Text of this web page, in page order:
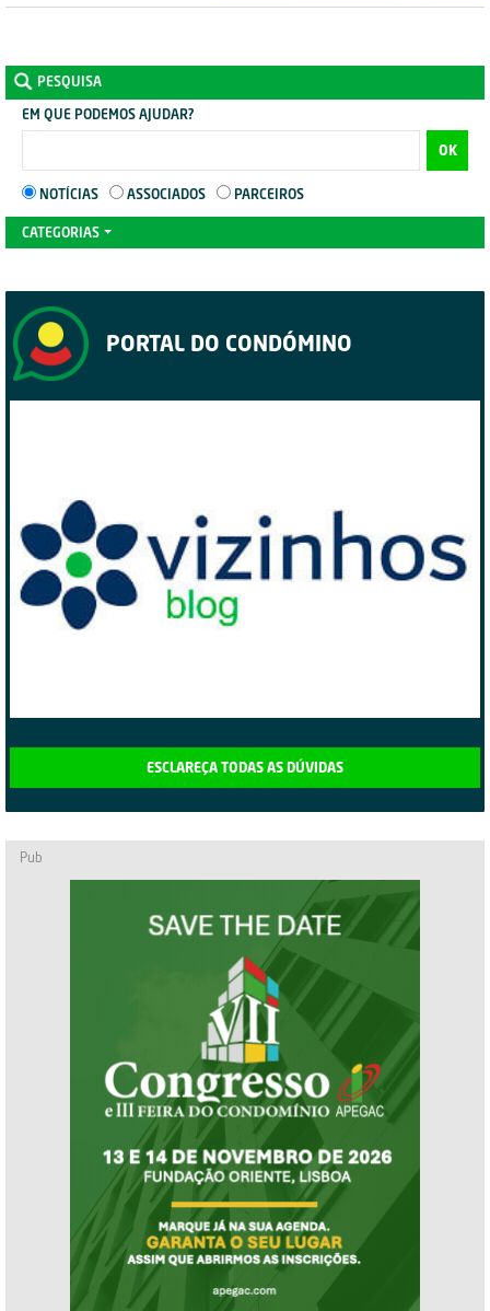
PESQUISA
EM QUE PODEMOS AJUDAR?
OK
NOTÍCIAS ASSOCIADOS PARCEIROS
CATEGORIAS
PORTAL DO CONDÓMINO
ESCLAREÇA TODAS AS DÚVIDAS